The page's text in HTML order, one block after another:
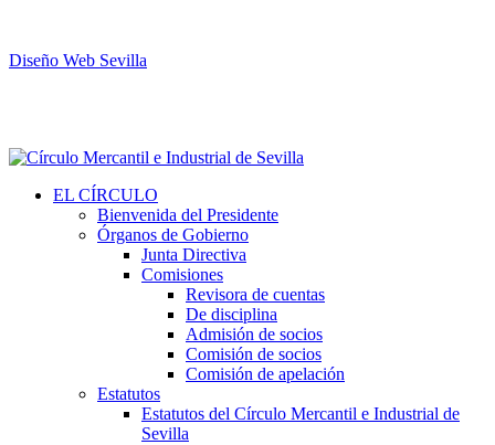
Diseño Web Sevilla
EL CÍRCULO
Bienvenida del Presidente
Órganos de Gobierno
Junta Directiva
Comisiones
Revisora de cuentas
De disciplina
Admisión de socios
Comisión de socios
Comisión de apelación
Estatutos
Estatutos del Círculo Mercantil e Industrial de
Sevilla